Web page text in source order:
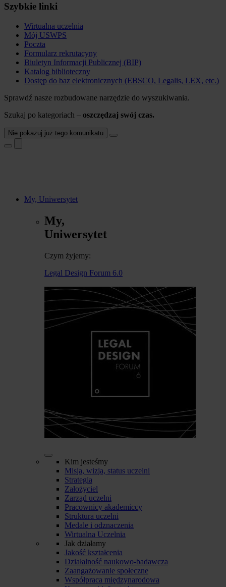
Szybkie linki
Wirtualna uczelnia
Mój USWPS
Poczta
Formularz rekrutacyny
Biuletyn Informacji Publicznej (BIP)
Katalog biblioteczny
Dostęp do baz elektronicznych (EBSCO, Legalis, LEX, etc.)
Sprawdź nasze rozbudowane narzędzie do wyszukiwania.
Szukaj po kategoriach – oszczędzaj swój czas.
Nie pokazuj już tego komunikatu
My, Uniwersytet
My,
Uniwersytet
Czym żyjemy:
Legal Design Forum 6.0
Kim jesteśmy
Misja, wizja, status uczelni
Strategia
Założyciel
Zarząd uczelni
Pracownicy akademiccy
Struktura uczelni
Medale i odznaczenia
Wirtualna Uczelnia
Jak działamy
Jakość kształcenia
Działalność naukowo-badawcza
Zaangażowanie społeczne
Współpraca międzynarodowa